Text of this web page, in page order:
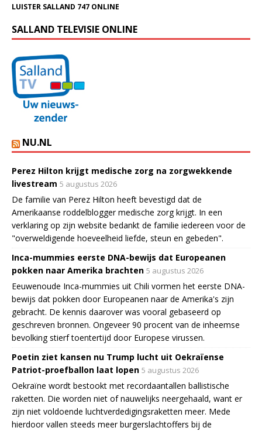
LUISTER SALLAND 747 ONLINE
SALLAND TELEVISIE ONLINE
NU.NL
Perez Hilton krijgt medische zorg na zorgwekkende
livestream 5 augustus 2026
De familie van Perez Hilton heeft bevestigd dat de
Amerikaanse roddelblogger medische zorg krijgt. In een
verklaring op zijn website bedankt de familie iedereen voor de
"overweldigende hoeveelheid liefde, steun en gebeden".
Inca-mummies eerste DNA-bewijs dat Europeanen
pokken naar Amerika brachten 5 augustus 2026
Eeuwenoude Inca-mummies uit Chili vormen het eerste DNA-
bewijs dat pokken door Europeanen naar de Amerika's zijn
gebracht. De kennis daarover was vooral gebaseerd op
geschreven bronnen. Ongeveer 90 procent van de inheemse
bevolking stierf toentertijd door Europese virussen.
Poetin ziet kansen nu Trump lucht uit Oekraïense
Patriot-proefballon laat lopen 5 augustus 2026
Oekraïne wordt bestookt met recordaantallen ballistische
raketten. Die worden niet of nauwelijks neergehaald, want er
zijn niet voldoende luchtverdedigingsraketten meer. Mede
hierdoor vallen steeds meer burgerslachtoffers bij de